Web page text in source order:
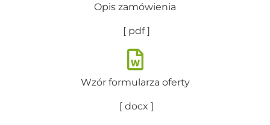
Opis zamówienia
[ pdf ]
Wzór formularza oferty
[ docx ]